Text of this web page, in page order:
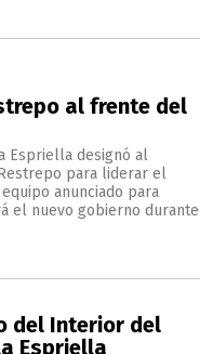
al frente del
Espriella designó al
para liderar el
anunciado para
el nuevo gobierno durante
del Interior del
Espriella